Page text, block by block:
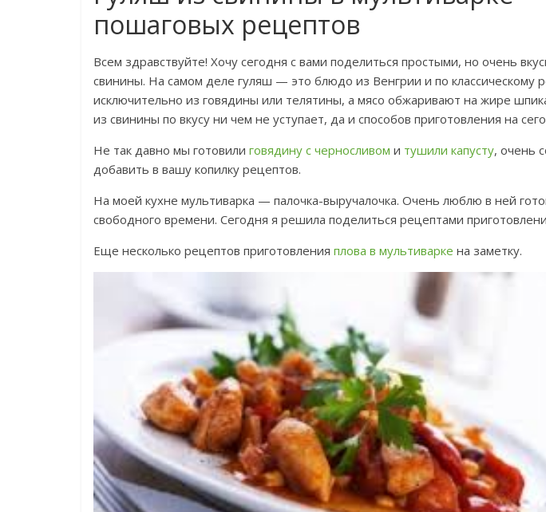
пошаговых рецептов
Всем здравствуйте! Хочу сегодня с вами поделиться простыми, но очень
свинины. На самом деле гуляш — это блюдо из Венгрии и по классическому
исключительно из говядины или телятины, а мясо обжаривают на жире
из свинины по вкусу ни чем не уступает, да и способов приготовления на
Не так давно мы готовили говядину с черносливом и тушили капусту, очень
добавить в вашу копилку рецептов.
На моей кухне мультиварка — палочка-выручалочка. Очень люблю в ней
свободного времени. Сегодня я решила поделиться рецептами
Еще несколько рецептов приготовления плова в мультиварке на заметку.